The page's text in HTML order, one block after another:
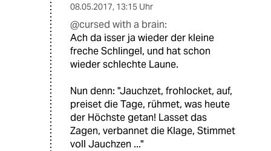
08.05.2017, 13:15 Uhr
@cursed with a brain:
Ach da isser ja wieder der kleine
freche Schlingel, und hat schon
wieder schlechte Laune.
Nun denn: "Jauchzet, frohlocket, auf,
preiset die Tage, rühmet, was heute
der Höchste getan! Lasset das
Zagen, verbannet die Klage, Stimmet
voll Jauchzen ..."